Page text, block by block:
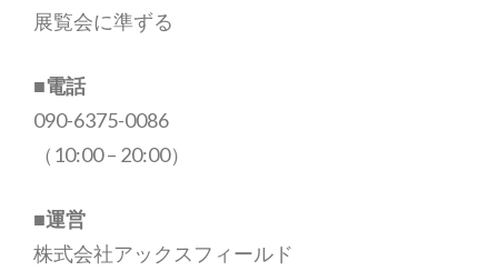
展覧会に準ずる
■電話
090-6375-0086
（10:00 – 20:00）
■運営
株式会社アックスフィールド